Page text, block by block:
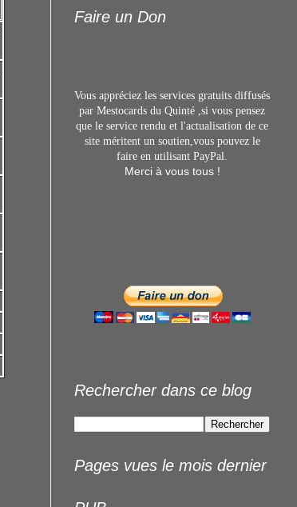
Faire un Don
Vous appréciez les services gratuits diffusés
par Mestocards du Quinté ,si vous pensez
que le service rendu et l'actualisation de ce
site méritent un soutien,vous pouvez le
faire en utilisant PayPal.
Merci à vous tous !
Rechercher dans ce blog
Pages vues le mois dernier